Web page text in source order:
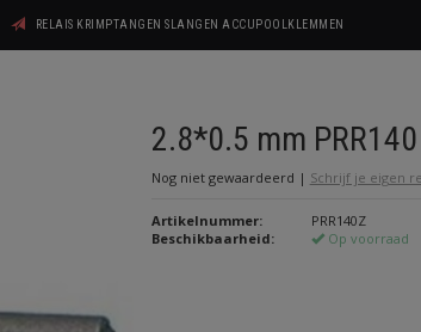
RELAIS KRIMPTANGEN SLANGEN ACCUPOOLKLEMMEN
2.8*0.5 mm PRR140
Nog niet gewaardeerd | Schrijf je eigen
Artikelnummer:
PRR140Z
Beschikbaarheid:
Op voorraad